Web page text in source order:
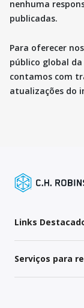
nenhuma
publicadas.
Para oferecer
público global
contamos com
atualizações do
Links
Serviços para